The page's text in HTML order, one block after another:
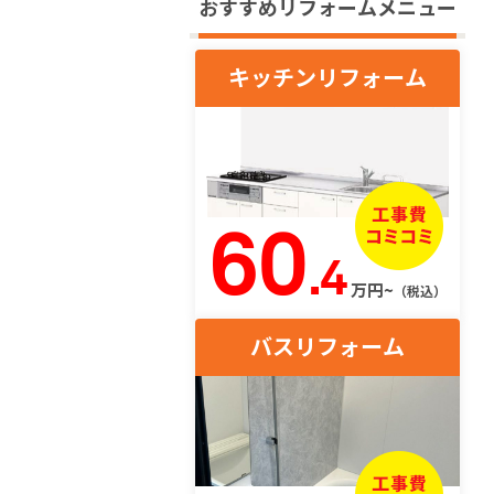
おすすめリフォームメニュー
キッチンリフォーム
60.4万円~ （税込）
バスリフォーム